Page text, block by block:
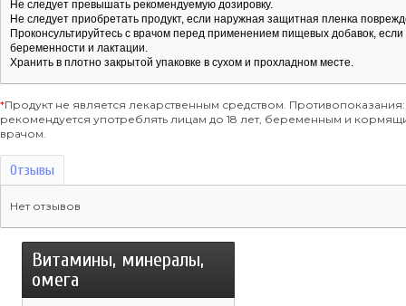
Не следует превышать рекомендуемую дозировку.
Не следует приобретать продукт, если наружная защитная пленка
Проконсультируйтесь с врачом перед применением пищевых добавок,
беременности и лактации.
Хранить в плотно закрытой упаковке в сухом и прохладном месте.
*Продукт не является лекарственным средством.
рекомендуется употреблять лицам до 18 лет, беременным и
врачом.
Отзывы
Нет отзывов
Витамины, минералы,
омега